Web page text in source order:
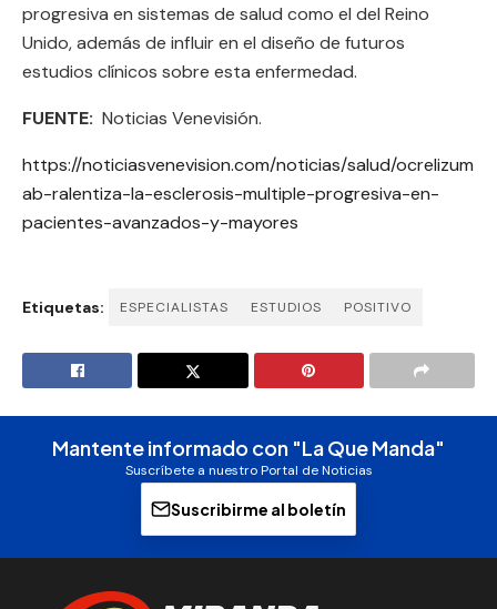
progresiva en sistemas de salud como el del Reino
Unido, además de influir en el diseño de futuros
estudios clínicos sobre esta enfermedad.
FUENTE: Noticias Venevisión.
https://noticiasvenevision.com/noticias/salud/ocrelizum
ab-ralentiza-la-esclerosis-multiple-progresiva-en-
pacientes-avanzados-y-mayores
Etiquetas: ESPECIALISTAS ESTUDIOS POSITIVO
Mantente informado con "La Que Manda"
Suscríbete a nuestro Portal de Noticias
Suscribirme al boletín